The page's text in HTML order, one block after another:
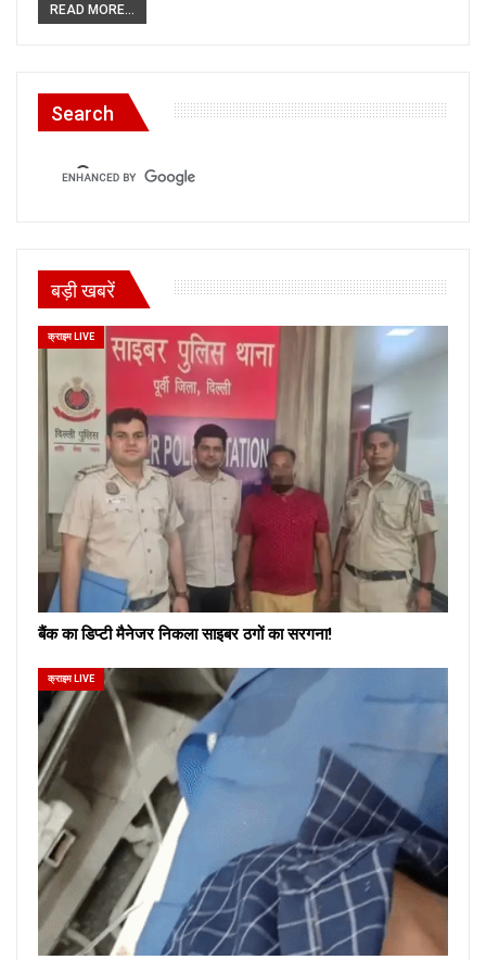
READ MORE...
Search
बड़ी खबरें
क्राइम LIVE
बैंक का डिप्टी मैनेजर निकला साइबर ठगों का सरगना!
क्राइम LIVE